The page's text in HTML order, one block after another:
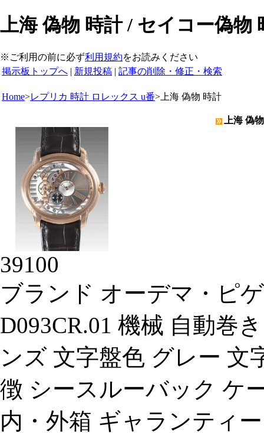
上海 偽物 時計 / セイコー偽物
※ご利用の前に必ず利用規約をお読みください
掲示板トップへ | 新規投稿 | 記事の削除・修正・検索
Home>レプリカ 時計 ロレックス u番> 上海 偽物 時計
上海 偽
39100
ブランド オーデマ・ピ
D093CR.01 機械 自動巻
ンズ 文字盤色 グレー 文
徴 シースルーバック ケ
内・外箱 ギャランティ